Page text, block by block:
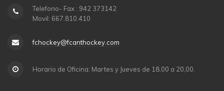
Telefono- Fax : 942 373142
Movil: 667.810.410
fchockey@fcanthockey.com
Horario de Oficina: Martes y Jueves de 18,00 a 20,00.